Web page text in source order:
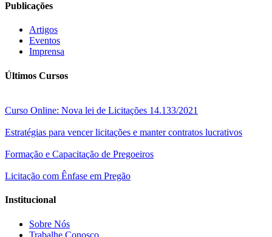
Publicações
Artigos
Eventos
Imprensa
Últimos Cursos
Curso Online: Nova lei de Licitações 14.133/2021
Estratégias para vencer licitações e manter contratos lucrativos
Formação e Capacitação de Pregoeiros
Licitação com Ênfase em Pregão
Institucional
Sobre Nós
Trabalhe Conosco